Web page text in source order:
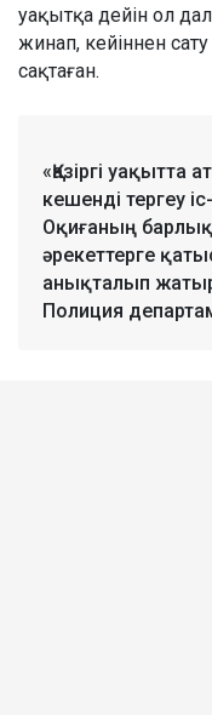
уақытқа дейін ол
жинап, кейіннен
сақтаған.
«Қазіргі уақытта
кешенді тергеу
Оқиғаның
әрекеттерге
анықталып
Полиция